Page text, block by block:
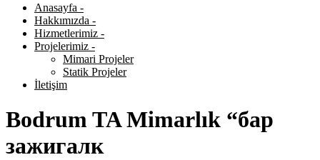
Anasayfa -
Hakkımızda -
Hizmetlerimiz -
Projelerimiz -
Mimari Projeler
Statik Projeler
İletişim
Bodrum TA Mimarlık “бар
зажигалк